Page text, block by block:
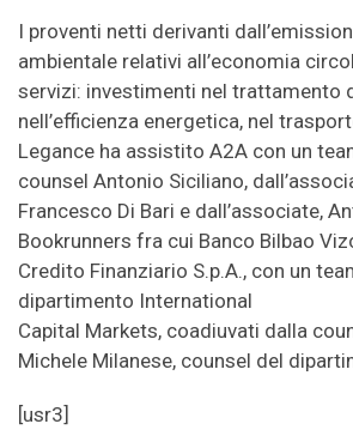
I proventi netti derivanti
ambientale relativi all’economia
servizi: investimenti nel trattamento
nell’efficienza energetica, nel
Legance ha assistito A2A con un
counsel Antonio Siciliano,
Francesco Di Bari e dall’associate,
Bookrunners fra cui Banco Bilbao
Credito Finanziario S.p.A., con un
dipartimento International
Capital Markets, coadiuvati dalla
Michele Milanese, counsel del
[usr3]